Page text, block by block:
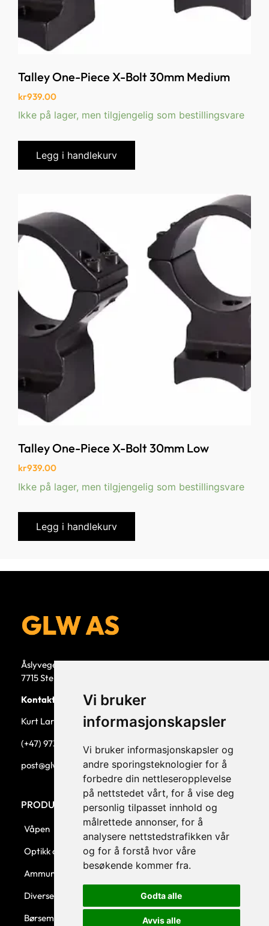
Vi bruker
informasjonskapsler
Vi bruker informasjonskapsler og
andre sporingsteknologier for å
forbedre din nettleseropplevelse
på nettstedet vårt, for å vise deg
personlig tilpasset innhold og
målrettede annonser, for å
analysere nettstedstrafikken vår
og for å forstå hvor våre
besøkende kommer fra.
Godta alle
Avvis alle
Talley One-Piece X-Bolt 30mm Medium
kr939.00
Ikke på lager, men tilgjengelig som bestillingsvare
Legg i handlekurv
Talley One-Piece X-Bolt 30mm Low
kr939.00
Ikke på lager, men tilgjengelig som bestillingsvare
Legg i handlekurv
Åslyvegen 5b
7715 Steinkjer
Kontaktperson
Kurt Larsen, daglig leder.
(+47) 973 33 332
post@glw.no
PRODUKTKATEGORIER
Våpen
Optikk og montasjer
Ammunisjon
Diverse
Børsemaker